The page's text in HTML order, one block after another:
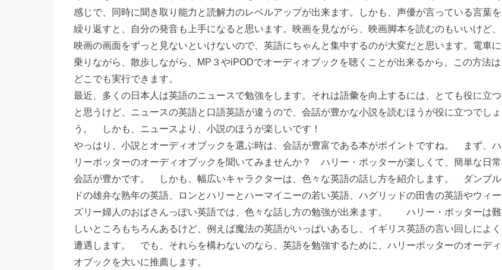
感じで、同時に聞き取り能力と読解力のレベルアップが出来ます。しかも、声優が言っている言葉を
繰り返すと、自分の発音も上手になると思います。映画を見ながら、映画脚本を読むのもいいけど、
映画の画面をずっと見ないといけないので、英語にちゃんと集中するのが大変だと思います。電車に
乗りながら、散歩しながら、MP３やiPODでオーディオブックを聴くことが出来るから、この方法は
どこでも実行できます。
最近、多くの日本人は英語のニュースで勉強をします。それは語彙を向上するには、とても役に立つ
と思うけど、ニュースの英語と口語英語が違うので、会話が豊かな小説を読むほうが役に立つでしょ
う。 しかも、ニュースより、小説のほうが楽しいです！
やっはり、小説とオーディオブックを選ぶ時は、会話が豊富である本がポイントですね。 まず、ハ
リーポッターのオーディオブックを聞いてみませんか？ ハリー・ポッターが楽しくて、簡単な日常
会話が豊かです。 しかも、幅広いキャラクターは、色々な英語の話し方を紹介します。 ダンブル
ドの雄弁な熟年の英語、ロンとハリーとハーマイニーの若い英語、ハグリッドの田舎の英語やウィー
ズリー婦人のおばさんっぽい英語では、色々な話し方の勉強が出来ます。 ハリー・ポッターは難
しいところもちろんあるけど、例えば魔法の英語がいっぱいあるし、イギリス英語の言い回しによく
遭遇します。 でも、それらを構わないのなら、英語を勉強するために、ハリーポッターのオーディ
オブックを大いに推薦します。